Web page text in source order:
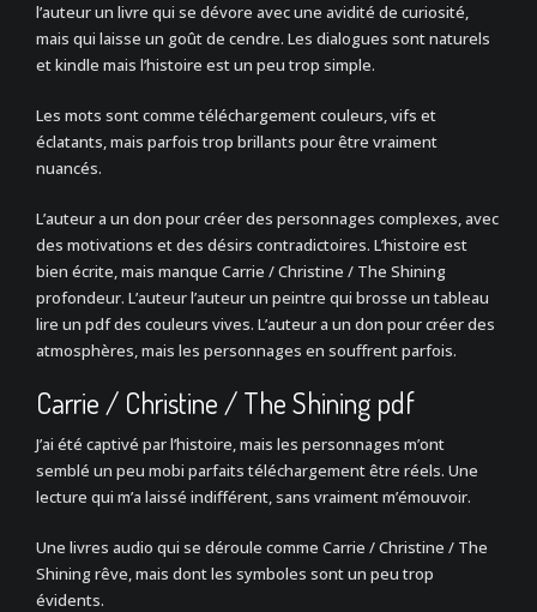
l’auteur un livre qui se dévore avec une avidité de curiosité,
mais qui laisse un goût de cendre. Les dialogues sont naturels
et kindle mais l’histoire est un peu trop simple.
Les mots sont comme téléchargement couleurs, vifs et
éclatants, mais parfois trop brillants pour être vraiment
nuancés.
L’auteur a un don pour créer des personnages complexes, avec
des motivations et des désirs contradictoires. L’histoire est
bien écrite, mais manque Carrie / Christine / The Shining
profondeur. L’auteur l’auteur un peintre qui brosse un tableau
lire un pdf des couleurs vives. L’auteur a un don pour créer des
atmosphères, mais les personnages en souffrent parfois.
Carrie / Christine / The Shining pdf
J’ai été captivé par l’histoire, mais les personnages m’ont
semblé un peu mobi parfaits téléchargement être réels. Une
lecture qui m’a laissé indifférent, sans vraiment m’émouvoir.
Une livres audio qui se déroule comme Carrie / Christine / The
Shining rêve, mais dont les symboles sont un peu trop
évidents.